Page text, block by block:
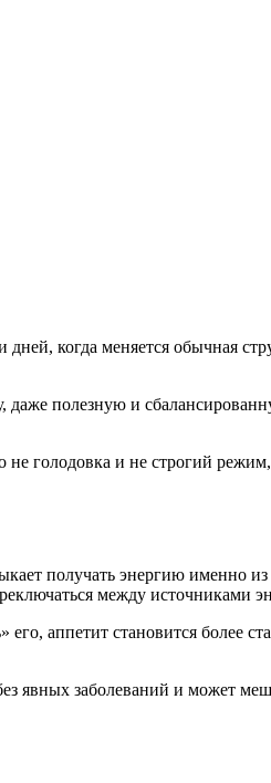
когда меняется обычная
полезную и
голодовка и не строгий
получать энергию именно
между источниками
аппетит становится более
явных заболеваний и может